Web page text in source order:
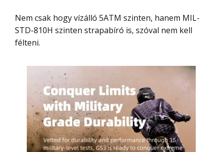
Nem csak hogy vízálló 5ATM szinten, hanem MIL-
STD-810H szinten strapabíró is, szóval nem kell
félteni.